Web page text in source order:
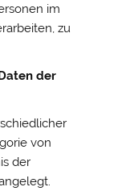
im
zu
der
von
der